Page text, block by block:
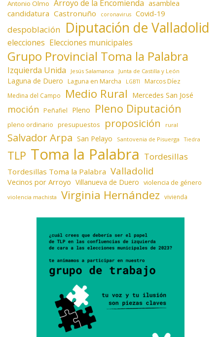
Antonio Olmo Arroyo de la Encomienda asamblea
candidatura Castronuño coronavirus Covid-19
despoblación Diputación de Valladolid
elecciones Elecciones municipales
Grupo Provincial Toma la Palabra
Izquierda Unida Jesús Salamanca Junta de Castilla y León
Laguna de Duero Laguna en Marcha LGBTI Marcos Díez
Medina del Campo Medio Rural Mercedes San José
moción Peñafiel Pleno Pleno Diputación
pleno ordinario presupuestos proposición rural
Salvador Arpa San Pelayo Santovenia de Pisuerga Tiedra
TLP Toma la Palabra Tordesillas
Tordesillas Toma la Palabra Valladolid
Vecinos por Arroyo Villanueva de Duero violencia de género
violencia machista Virginia Hernández vivienda